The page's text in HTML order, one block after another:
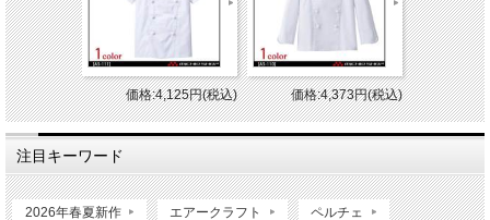
価格:4,125円(税込) 価格:4,373円(税込)
注目キーワード
2026年春夏新作 エアークラフト ペルチェ